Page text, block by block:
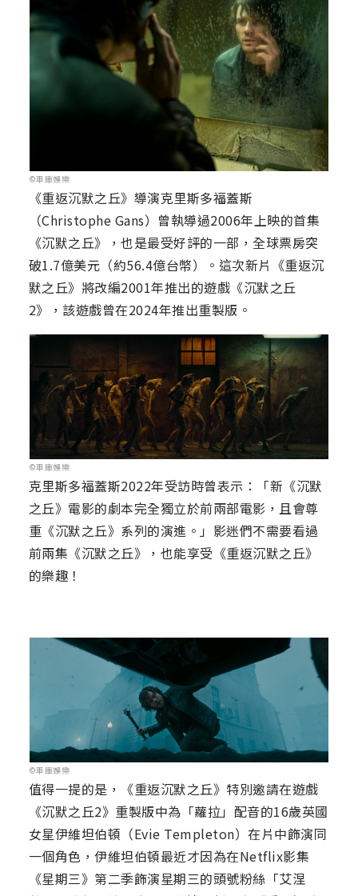
©車庫娛樂
《重返沉默之丘》導演克里斯多福蓋斯
（Christophe Gans）曾執導過2006年上映的首集
《沉默之丘》，也是最受好評的一部，全球票房突
破1.7億美元（約56.4億台幣）。這次新片《重返沉
默之丘》將改編2001年推出的遊戲《沉默之丘
2》，該遊戲曾在2024年推出重製版。
©車庫娛樂
克里斯多福蓋斯2022年受訪時曾表示：「新《沉默
之丘》電影的劇本完全獨立於前兩部電影，且會尊
重《沉默之丘》系列的演進。」影迷們不需要看過
前兩集《沉默之丘》，也能享受《重返沉默之丘》
的樂趣！
©車庫娛樂
值得一提的是，《重返沉默之丘》特別邀請在遊戲
《沉默之丘2》重製版中為「蘿拉」配音的16歲英國
女星伊維坦伯頓（Evie Templeton）在片中飾演同
一個角色，伊維坦伯頓最近才因為在Netflix影集
《星期三》第二季飾演星期三的頭號粉絲「艾涅